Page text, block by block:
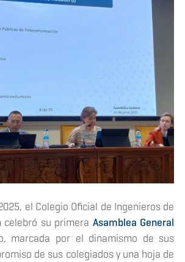
el Colegio Oficial de Ingenieros de
celebró su primera Asamblea General
marcada por el dinamismo de sus
de sus colegiados y una hoja de